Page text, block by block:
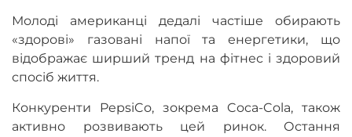
Молоді американці дедалі частіше обирають
«здорові» газовані напої та енергетики, що
відображає ширший тренд на фітнес і здоровий
спосіб життя.
Конкуренти PepsiCo, зокрема Coca-Cola, також
активно розвивають цей ринок. Остання